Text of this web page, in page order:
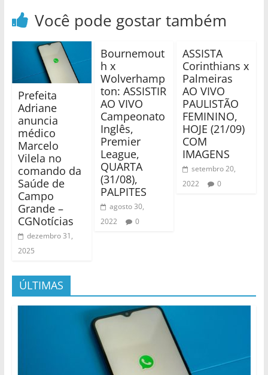
Você pode gostar também
Prefeita
Adriane
anuncia
médico
Marcelo
Vilela no
comando da
Saúde de
Campo
Grande –
CGNotícias
dezembro 31,
2025
Bournemout
h x
Wolverhamp
ton: ASSISTIR
AO VIVO
Campeonato
Inglês,
Premier
League,
QUARTA
(31/08),
PALPITES
agosto 30,
2022
0
ASSISTA
Corinthians x
Palmeiras
AO VIVO
PAULISTÃO
FEMININO,
HOJE (21/09)
COM
IMAGENS
setembro 20,
2022
0
ÚLTIMAS